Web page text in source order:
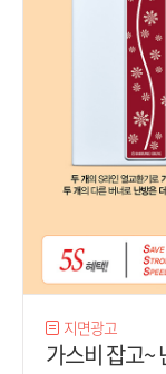
지면광고
가스비 잡고~